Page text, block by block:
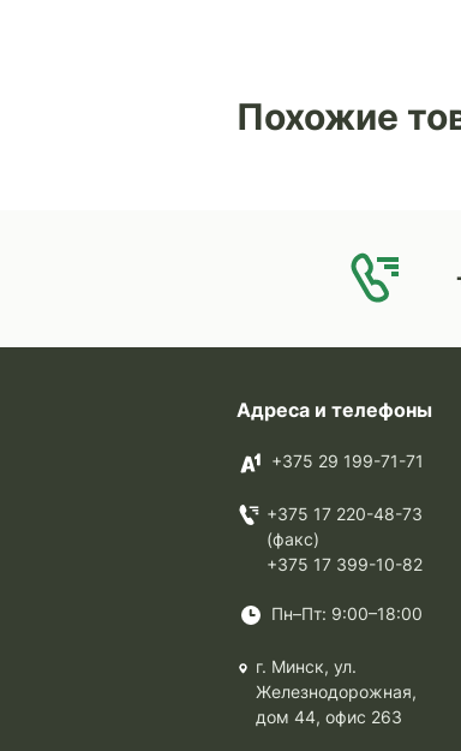
Похожие
Адреса и телефоны
+375 29 199-71-71
+375 17 220-48-73
(факс)
+375 17 399-10-82
Пн–Пт: 9:00–18:00
г. Минск, ул.
Железнодорожная,
дом 44, офис 263